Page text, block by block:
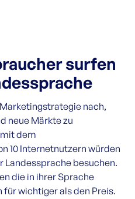
surfen
nach,
neue Märkte zu
dem
10 Internetnutzern würden
Landessprache besuchen.
die in ihrer Sprache
wichtiger als den Preis.